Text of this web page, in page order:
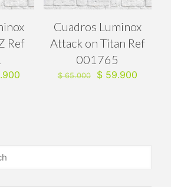
Ref
Cuadros Luminox
Attack on Titan Ref
001765
$65.000
El
$59.900El